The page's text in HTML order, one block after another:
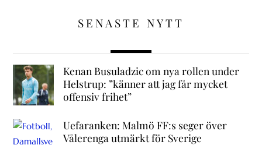
SENASTE NYTT
Kenan Busuladzic om nya rollen under
Helstrup: ”känner att jag får mycket
offensiv frihet”
Uefaranken: Malmö FF:s seger över
Vålerenga utmärkt för Sverige